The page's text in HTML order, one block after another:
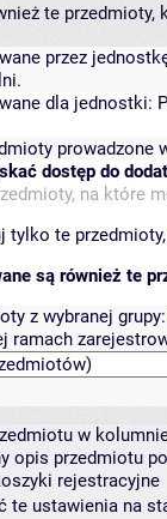
te przedmioty,
przez
dla jednostki:
prowadzone
dostęp do
na które
tylko te
są również te
z wybranej grupy:
ramach
w
opis przedmiotu
rejestracyjne
te ustawienia na